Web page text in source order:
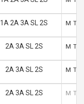
1A 2A 3A SL 2S M T
2A 3A SL 2S M T
2A 3A SL 2S M T
2A 3A SL 2S M T